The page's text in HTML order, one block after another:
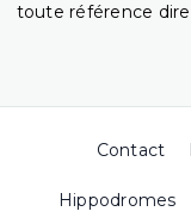
toute référence
Contact
Hippodromes